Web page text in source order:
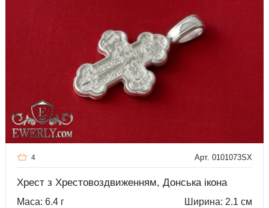
Арт. 0101073SX
4
Хрест з Хрестовоздвиженням, Донська ікона
Маса: 6.4 г
Ширина: 2.1 см